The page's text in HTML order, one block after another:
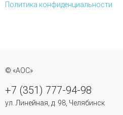
Политика конфиденциальности
© «АОС»
+7 (351) 777-94-98
ул. Линейная, д. 98, Челябинск